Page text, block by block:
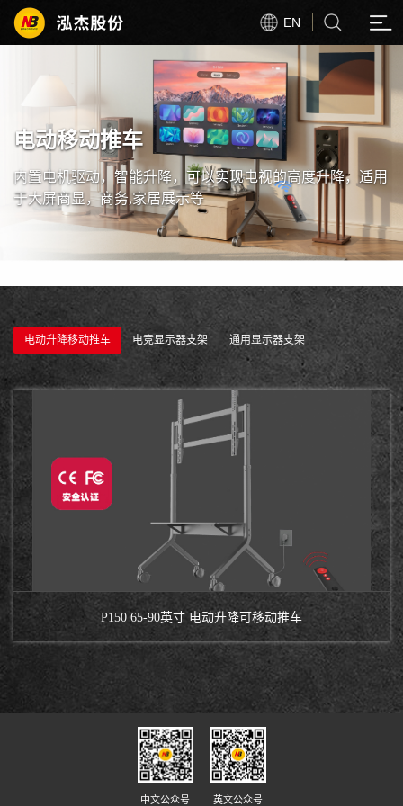
EN
电动移动推车
内置电机驱动，智能升降，可以实现电视的高度升降，适用
于大屏商显，商务,家居展示等
电动升降移动推车 电竞显示器支架 通用显示器支架
P150 65-90英寸 电动升降可移动推车
中文公众号 英文公众号